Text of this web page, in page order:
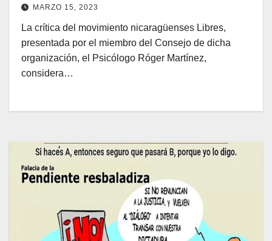
MARZO 15, 2023
La crítica del movimiento nicaragüenses Libres,
presentada por el miembro del Consejo de dicha
organización, el Psicólogo Róger Martínez,
considera…